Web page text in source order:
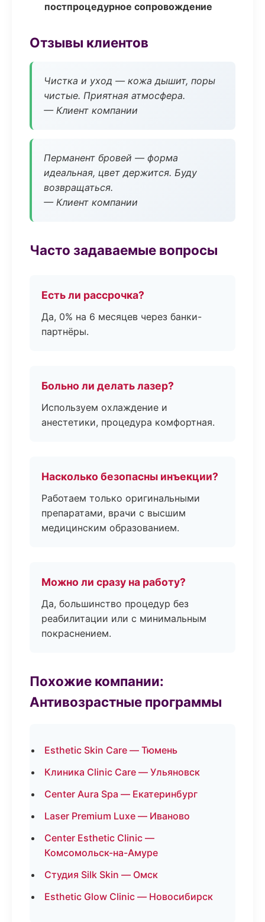
постпроцедурное сопровождение
Отзывы клиентов
Чистка и уход — кожа дышит, поры
чистые. Приятная атмосфера.
— Клиент компании
Перманент бровей — форма
идеальная, цвет держится. Буду
возвращаться.
— Клиент компании
Часто задаваемые вопросы
Есть ли рассрочка?
Да, 0% на 6 месяцев через банки-
партнёры.
Больно ли делать лазер?
Используем охлаждение и
анестетики, процедура комфортная.
Насколько безопасны инъекции?
Работаем только оригинальными
препаратами, врачи с высшим
медицинским образованием.
Можно ли сразу на работу?
Да, большинство процедур без
реабилитации или с минимальным
покраснением.
Похожие компании:
Антивозрастные программы
Esthetic Skin Care — Тюмень
Клиника Clinic Care — Ульяновск
Center Aura Spa — Екатеринбург
Laser Premium Luxe — Иваново
Center Esthetic Clinic —
Комсомольск-на-Амуре
Студия Silk Skin — Омск
Esthetic Glow Clinic — Новосибирск